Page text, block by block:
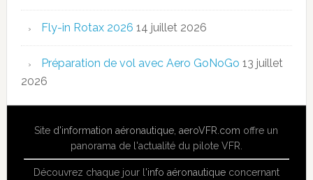
Fly-in Rotax 2026 14 juillet 2026
Préparation de vol avec Aero GoNoGo 13 juillet
2026
Site d'information aéronautique ,aeroVFR.com offre un
panorama de l'actualité du pilote VFR.
Découvrez chaque jour l'info aéronautiqueconcernant